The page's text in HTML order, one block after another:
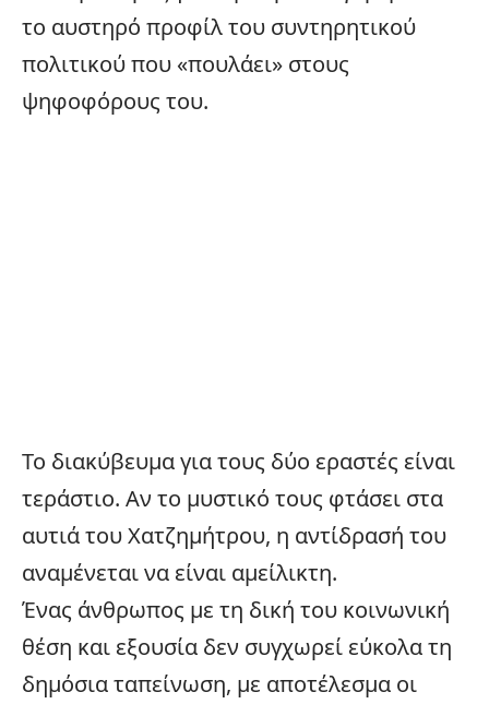
το αυστηρό προφίλ του συντηρητικού
πολιτικού που «πουλάει» στους
ψηφοφόρους του.
Το διακύβευμα για τους δύο εραστές είναι
τεράστιο. Αν το μυστικό τους φτάσει στα
αυτιά του Χατζημήτρου, η αντίδρασή του
αναμένεται να είναι αμείλικτη.
Ένας άνθρωπος με τη δική του κοινωνική
θέση και εξουσία δεν συγχωρεί εύκολα τη
δημόσια ταπείνωση, με αποτέλεσμα οι